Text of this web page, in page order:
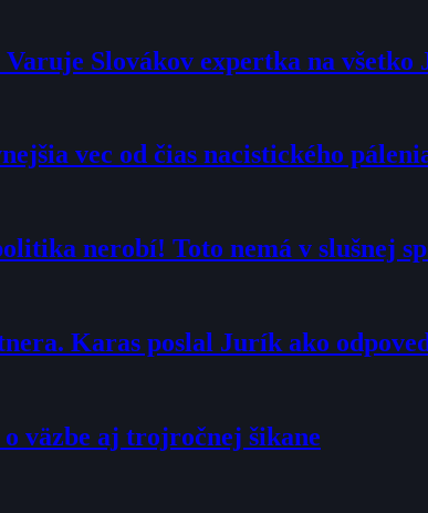
Slovákov expertka na
vec od čias nacistického
nerobí! Toto nemá v slušnej
Karas poslal Jurík ako
väzbe aj trojročnej šikane